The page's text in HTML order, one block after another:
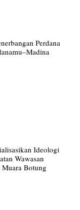
Perdana
Ideologi
Wawasan
Muara Botung